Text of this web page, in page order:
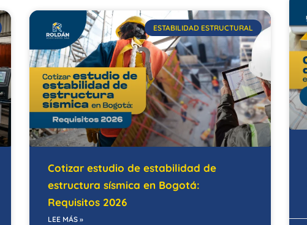
ESTABILIDAD ESTRUCTURAL
Cotizar estudio de estabilidad de
estructura sísmica en Bogotá:
Requisitos 2026
LEE MÁS »